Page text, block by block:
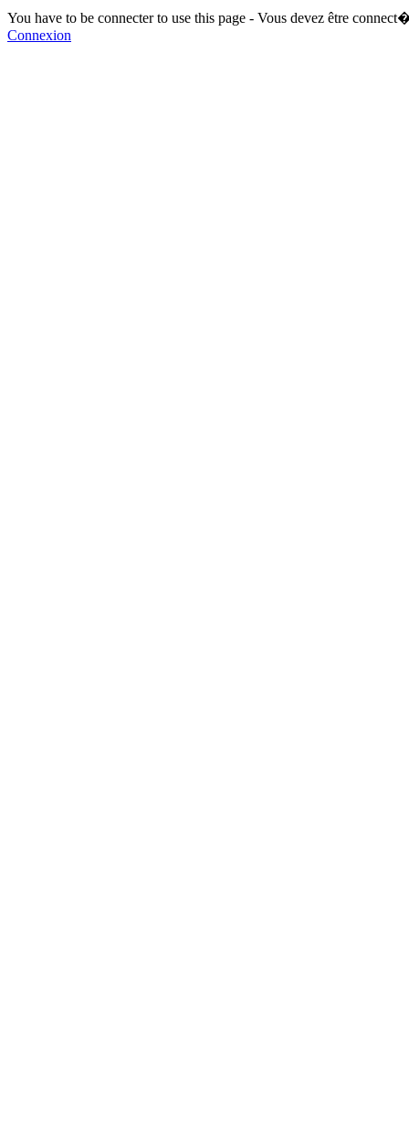
You have to be connecter to use this page - Vous devez être
Connexion